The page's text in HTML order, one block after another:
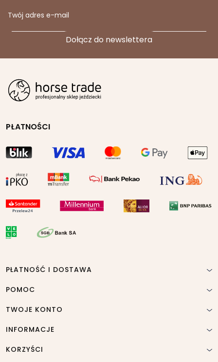
Twój adres e-mail
PŁATNOŚCI
PŁATNOŚĆ I DOSTAWA
POMOC
TWOJE KONTO
INFORMACJE
KORZYŚCI